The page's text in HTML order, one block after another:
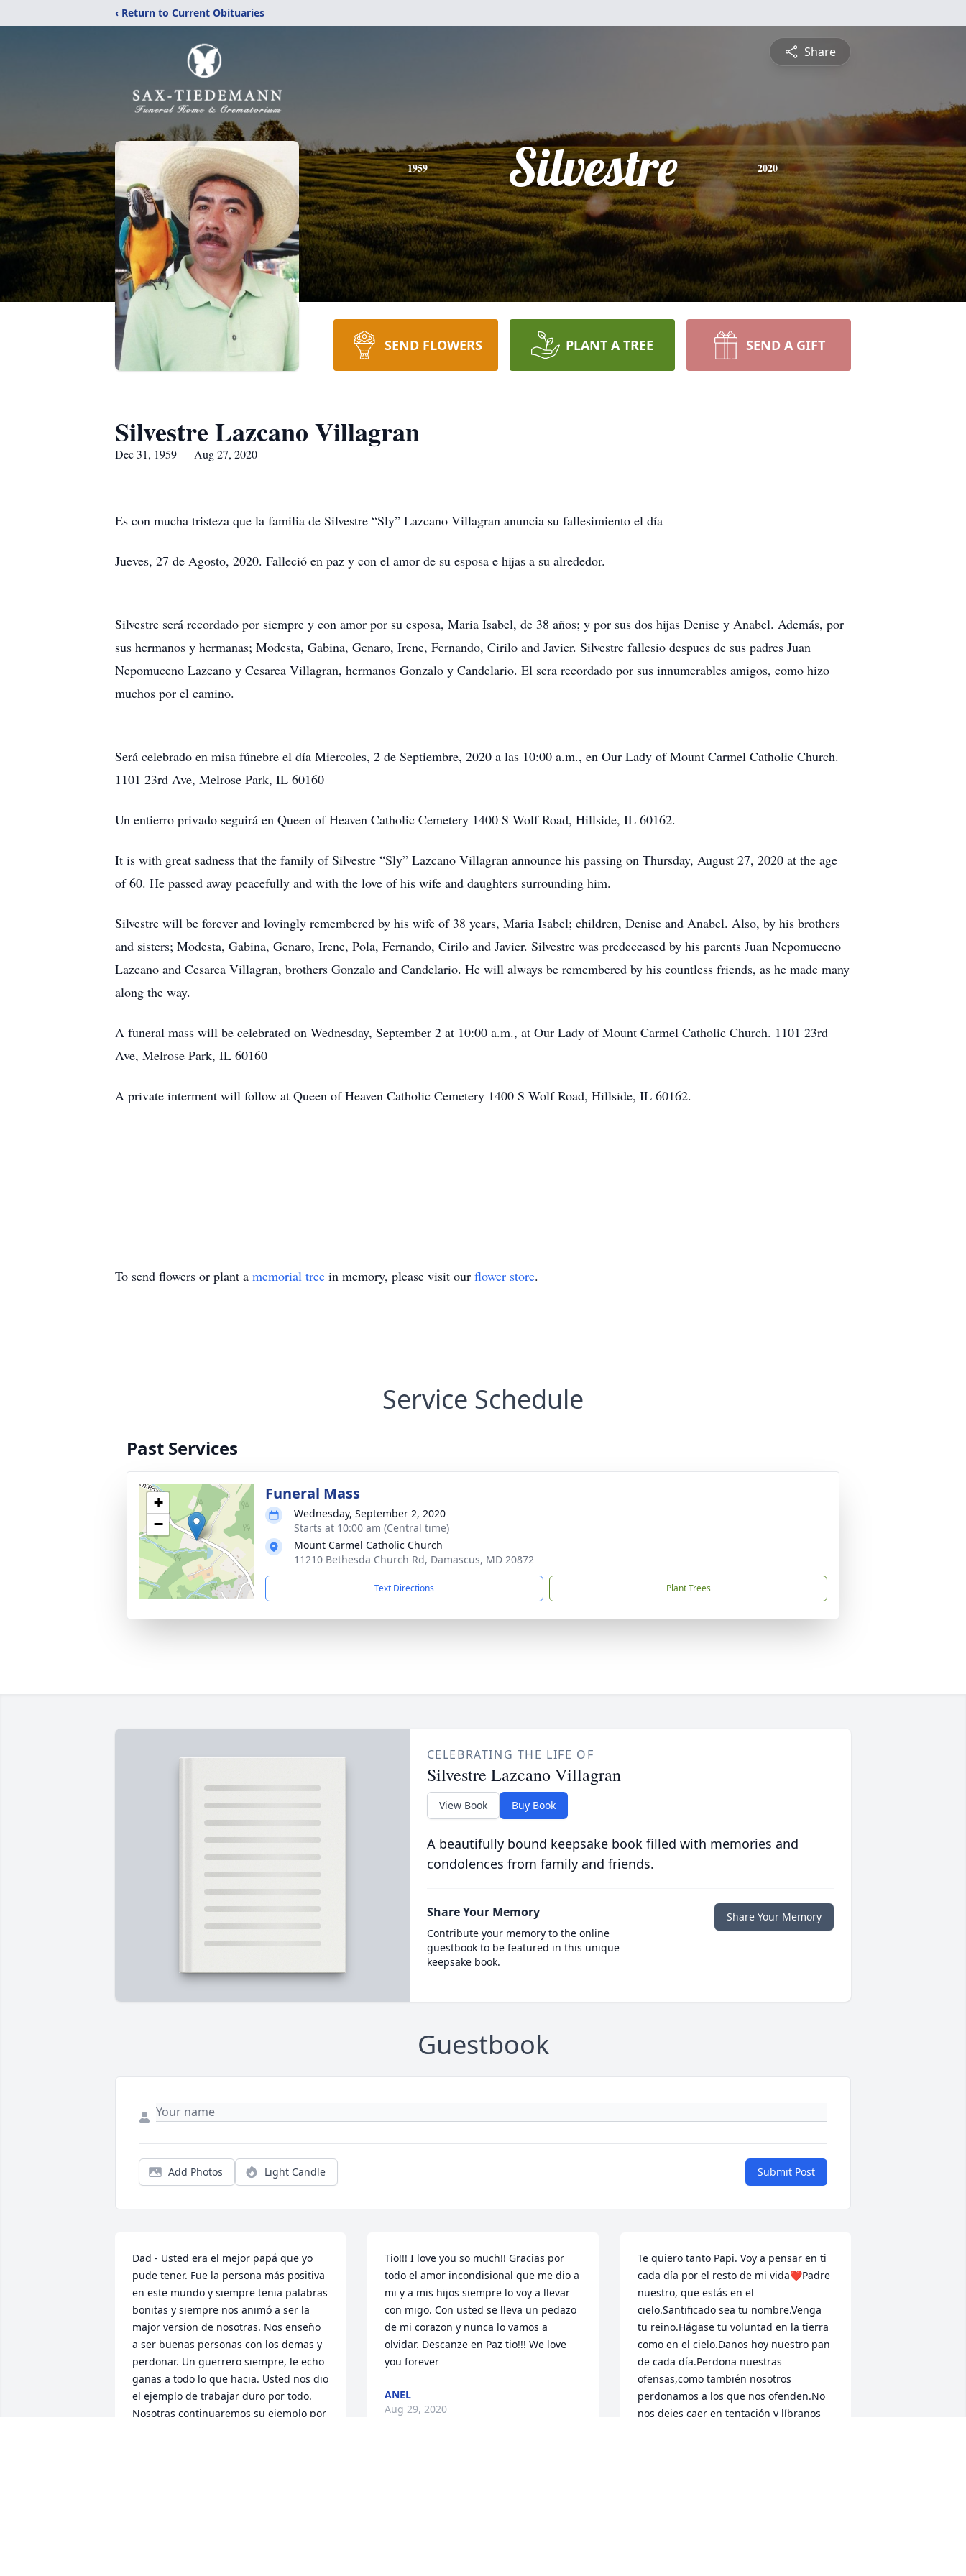
‹ Return to Current Obituaries
Share
1959 Silvestre 2020
SEND FLOWERS PLANT A TREE SEND A GIFT
Silvestre Lazcano Villagran
Dec 31, 1959 — Aug 27, 2020
Es con mucha tristeza que la familia de Silvestre “Sly” Lazcano Villagran anuncia su fallesimiento el día
Jueves, 27 de Agosto, 2020. Falleció en paz y con el amor de su esposa e hijas a su alrededor.
Silvestre será recordado por siempre y con amor por su esposa, Maria Isabel, de 38 años; y por sus dos hijas Denise y Anabel. Además, por
sus hermanos y hermanas; Modesta, Gabina, Genaro, Irene, Fernando, Cirilo and Javier. Silvestre fallesio despues de sus padres Juan
Nepomuceno Lazcano y Cesarea Villagran, hermanos Gonzalo y Candelario. El sera recordado por sus innumerables amigos, como hizo
muchos por el camino.
Será celebrado en misa fúnebre el día Miercoles, 2 de Septiembre, 2020 a las 10:00 a.m., en Our Lady of Mount Carmel Catholic Church.
1101 23rd Ave, Melrose Park, IL 60160
Un entierro privado seguirá en Queen of Heaven Catholic Cemetery 1400 S Wolf Road, Hillside, IL 60162.
It is with great sadness that the family of Silvestre “Sly” Lazcano Villagran announce his passing on Thursday, August 27, 2020 at the age
of 60. He passed away peacefully and with the love of his wife and daughters surrounding him.
Silvestre will be forever and lovingly remembered by his wife of 38 years, Maria Isabel; children, Denise and Anabel. Also, by his brothers
and sisters; Modesta, Gabina, Genaro, Irene, Pola, Fernando, Cirilo and Javier. Silvestre was predeceased by his parents Juan Nepomuceno
Lazcano and Cesarea Villagran, brothers Gonzalo and Candelario. He will always be remembered by his countless friends, as he made many
along the way.
A funeral mass will be celebrated on Wednesday, September 2 at 10:00 a.m., at Our Lady of Mount Carmel Catholic Church. 1101 23rd
Ave, Melrose Park, IL 60160
A private interment will follow at Queen of Heaven Catholic Cemetery 1400 S Wolf Road, Hillside, IL 60162.
To send flowers or plant a memorial tree in memory, please visit our flower store.
Service Schedule
Past Services
+
−
Funeral Mass
Wednesday, September 2, 2020
Starts at 10:00 am (Central time)
Mount Carmel Catholic Church
11210 Bethesda Church Rd, Damascus, MD 20872
Text Directions Plant Trees
CELEBRATING THE LIFE OF
Silvestre Lazcano Villagran
View Book Buy Book
A beautifully bound keepsake book filled with memories and
condolences from family and friends.
Share Your Memory
Contribute your memory to the online
guestbook to be featured in this unique
keepsake book.
Share Your Memory
Guestbook
Add Photos Light Candle Submit Post
Dad - Usted era el mejor papá que yo
pude tener. Fue la persona más positiva
en este mundo y siempre tenia palabras
bonitas y siempre nos animó a ser la
major version de nosotras. Nos enseño
a ser buenas personas con los demas y
perdonar. Un guerrero siempre, le echo
ganas a todo lo que hacia. Usted nos dio
el ejemplo de trabajar duro por todo.
Nosotras continuaremos su ejemplo por
Tio!!! I love you so much!! Gracias por
todo el amor incondisional que me dio a
mi y a mis hijos siempre lo voy a llevar
con migo. Con usted se lleva un pedazo
de mi corazon y nunca lo vamos a
olvidar. Descanze en Paz tio!!! We love
you forever
ANEL
Aug 29, 2020
Te quiero tanto Papi. Voy a pensar en ti
cada día por el resto de mi vida❤️Padre
nuestro, que estás en el
cielo.Santificado sea tu nombre.Venga
tu reino.Hágase tu voluntad en la tierra
como en el cielo.Danos hoy nuestro pan
de cada día.Perdona nuestras
ofensas,como también nosotros
perdonamos a los que nos ofenden.No
nos dejes caer en tentación y líbranos